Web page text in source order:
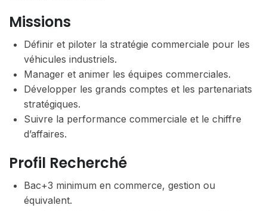
Missions
Définir et piloter la stratégie commerciale pour les
véhicules industriels.
Manager et animer les équipes commerciales.
Développer les grands comptes et les partenariats
stratégiques.
Suivre la performance commerciale et le chiffre
d’affaires.
Profil Recherché
Bac+3 minimum en commerce, gestion ou
équivalent.